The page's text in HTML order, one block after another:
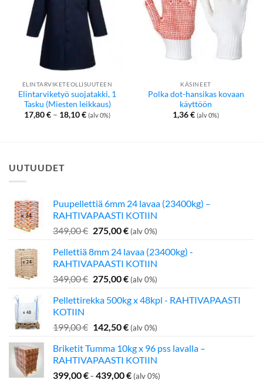
ELINTARVIKETEOLLISUUTEEN
Elintarviketyö suojatakki, 1
Tasku (Miesten leikkaus)
17,80€ – 18,10€Hintaluokka:
17,80 €
(alv 0%)
KÄSINEET
Polka dot-hansikas kovaan
käyttöön
1,36€ (alv 0%)
UUTUUDET
Puupellettiä 6mm 24 lavaa (23400kg) –
RAHTIVAPAASTI KOTIIN
349,00€ Alkuperäinen
oli:
349,00 €.
275,00€Nykyinen
on:
275,00 €.
(alv 0%)
Pellettiä 8mm 24 lavaa (23400kg) -
RAHTIVAPAASTI KOTIIN
349,00€ Alkuperäinen
oli:
275,00€Nykyinen
on:
(alv 0%)
Pellettirekka 500kg x 48kpl - RAHTIVAPAASTI
KOTIIN
199,00€ Alkuperäinen
oli:
199,00 €.
142,50€Nykyinen
on:
142,50 €.
(alv 0%)
Briketit Tumma 10kg x 96 pss lavalla –
RAHTIVAPAASTI KOTIIN
399,00€- 439,00€ (alv 0%)